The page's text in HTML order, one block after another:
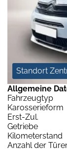
Standort
Allgemeine
Fahrzeugtyp
Karosserieform
Erst-Zul.
Getriebe
Kilometerstand
Anzahl der